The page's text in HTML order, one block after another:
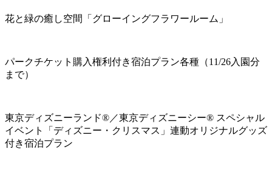
花と緑の癒し空間「グローイングフラワールーム」
パークチケット購入権利付き宿泊プラン各種（11/26入園分
まで）
東京ディズニーランド®／東京ディズニーシー® スペシャル
イベント「ディズニー・クリスマス」連動オリジナルグッズ
付き宿泊プラン